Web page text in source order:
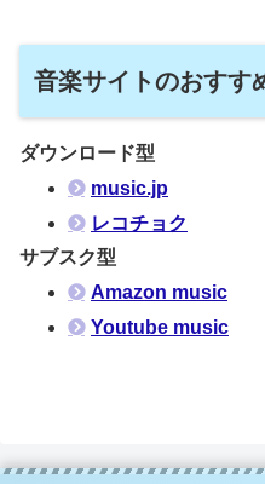
音楽サイトのおすす
ダウンロード型
music.jp
レコチョク
サブスク型
Amazon music
Youtube music